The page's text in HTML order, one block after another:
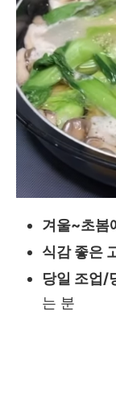
겨울~초봄
식감 좋은
당일 조업/
는 분